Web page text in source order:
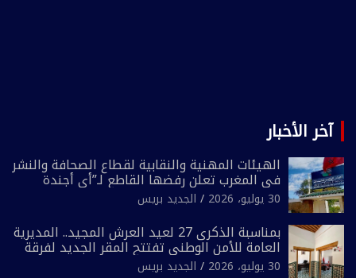
آخر الأخبار
الهيئات المهنية والنقابية لقطاع الصحافة والنشر
في المغرب تعلن رفضها القاطع لـ”أي أجندة
انتخابية مُعدة على مقاس سياسي ومصلحي
ضيق”
30 يوليو، 2026 الجديد بريس
بمناسبة الذكرى 27 لعيد العرش المجيد.. المديرية
العامة للأمن الوطني تفتتح المقر الجديد لفرقة
الشرطة السياحية بفاس
30 يوليو، 2026 الجديد بريس